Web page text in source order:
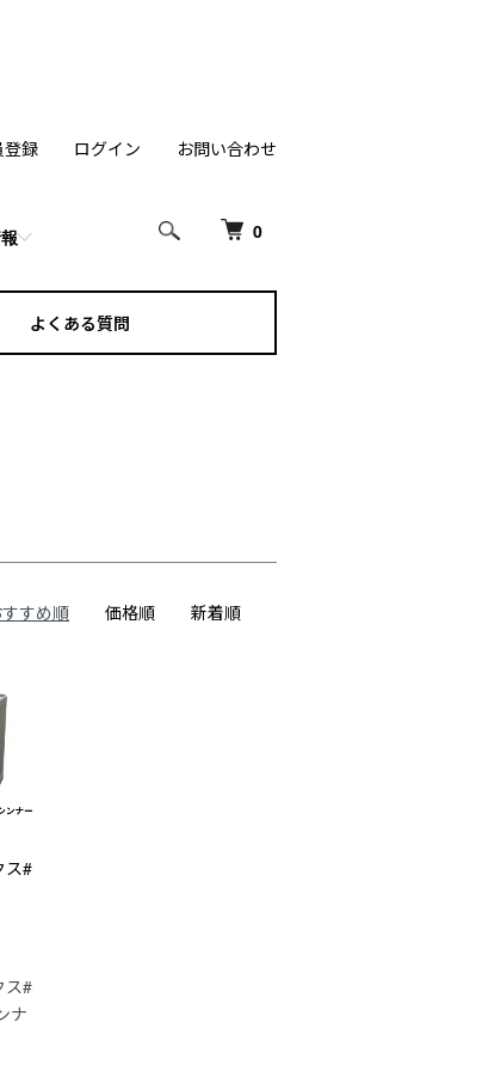
0
登録 ログイン お問い合わせ
よくある質問
すすめ順 価格順 新着順
ス#
ス#
ナ